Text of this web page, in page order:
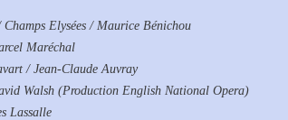
Elysées / Maurice Bénichou
Maréchal
/ Jean-Claude Auvray
Walsh (Production English National Opera)
Lassalle